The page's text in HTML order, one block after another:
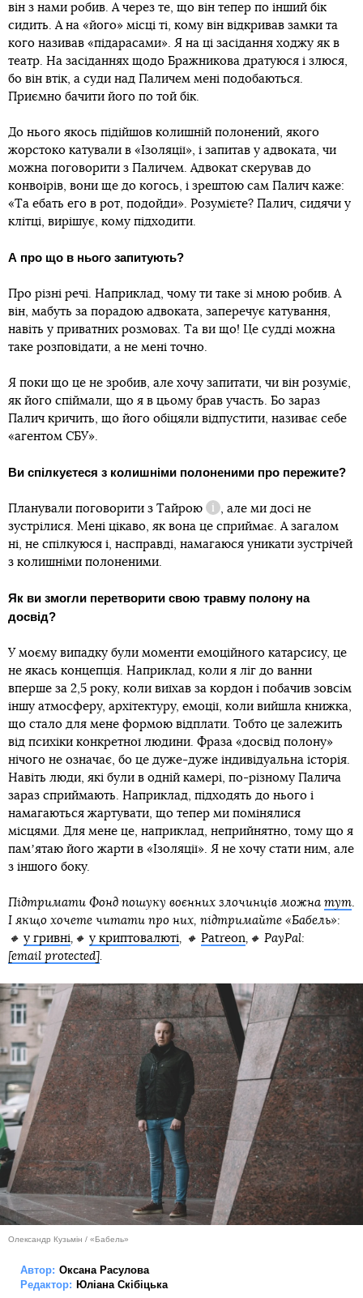
він з нами робив. А через те, що він тепер по інший бік
сидить. А на «його» місці ті, кому він відкривав замки та
кого називав «підарасами». Я на ці засідання ходжу як в
театр. На засіданнях щодо Бражникова дратуюся і злюся,
бо він втік, а суди над Паличем мені подобаються.
Приємно бачити його по той бік.
До нього якось підійшов колишній полонений, якого
жорстоко катували в «Ізоляції», і запитав у адвоката, чи
можна поговорити з Паличем. Адвокат скерував до
конвоїрів, вони ще до когось, і зрештою сам Палич каже:
«Та ебать его в рот, подойди». Розумієте? Палич, сидячи у
клітці, вирішує, кому підходити.
А про що в нього запитують?
Про різні речі. Наприклад, чому ти таке зі мною робив. А
він, мабуть за порадою адвоката, заперечує катування,
навіть у приватних розмовах. Та ви що! Це судді можна
таке розповідати, а не мені точно.
Я поки що це не зробив, але хочу запитати, чи він розуміє,
як його спіймали, що я в цьому брав участь. Бо зараз
Палич кричить, що його обіцяли відпустити, називає себе
«агентом СБУ».
Ви спілкуєтеся з колишніми полоненими про пережите?
Планували поговорити з Тайрою
Довідка
, але ми досі не
зустрілися. Мені цікаво, як вона це сприймає. А загалом
ні, не спілкуюся і, насправді, намагаюся уникати зустрічей
з колишніми полоненими.
Як ви змогли перетворити свою травму полону на
досвід?
У моєму випадку були моменти емоційного катарсису, це
не якась концепція. Наприклад, коли я ліг до ванни
вперше за 2,5 року, коли виїхав за кордон і побачив зовсім
іншу атмосферу, архітектуру, емоції, коли вийшла книжка,
що стало для мене формою відплати. Тобто це залежить
від психіки конкретної людини. Фраза «досвід полону»
нічого не означає, бо це дуже-дуже індивідуальна історія.
Навіть люди, які були в одній камері, по-різному Палича
зараз сприймають. Наприклад, підходять до нього і
намагаються жартувати, що тепер ми помінялися
місцями. Для мене це, наприклад, неприйнятно, тому що я
памʼятаю його жарти в «Ізоляції». Я не хочу стати ним, але
з іншого боку.
Підтримати Фонд пошуку воєнних злочинців можна тут
І якщо хочете читати про них, підтримайте «Бабель»:
🔸 у гривні ,🔸 у криптовалюті , 🔸 Patreon ,🔸 PayPal:
[email protected]
Олександр Кузьмін / «Бабель»
Автор: Оксана Расулова
Редактор: Юліана Скібіцька